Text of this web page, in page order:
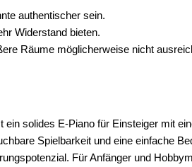
authentischer sein.
Widerstand bieten.
Räume möglicherweise nicht
solides E-Piano für Einsteiger mit
Spielbarkeit und eine einfache
Für Anfänger und